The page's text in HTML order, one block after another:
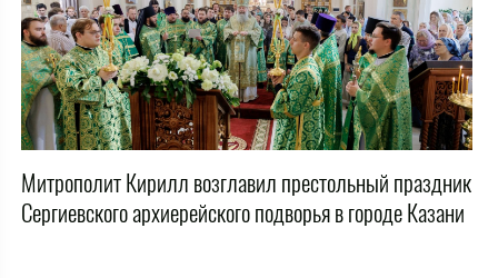
Митрополит Кирилл возглавил престольный праздник
Сергиевского архиерейского подворья в городе Казани